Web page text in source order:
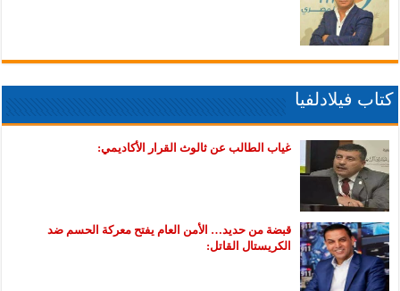
كتاب فيلادلفيا
غياب الطالب عن ثالوث القرار الأكاديمي:
قبضة من حديد… الأمن العام يفتح معركة الحسم ضد
الكريستال القاتل: